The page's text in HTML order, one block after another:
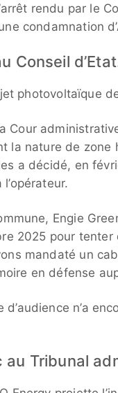
rendu par le
condamnation
Conseil
photovoltaïque
Cour
la nature de
a décidé, en
Engie
2025 pour
mandaté un
en défense
n’a
au Tribunal